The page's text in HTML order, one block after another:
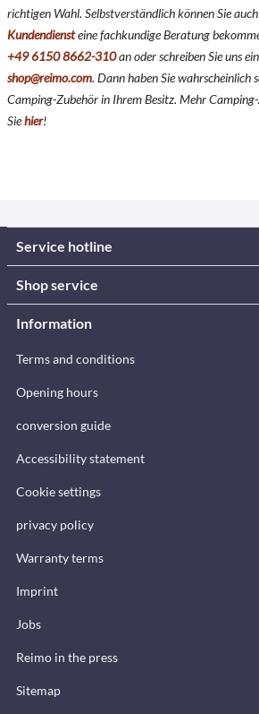
richtigen Wahl. Selbstverständlich können Sie
Kundendiensteine fachkundige Beratung
+49 6150 8662-310an oder schreiben Sie uns
shop@reimo.com. Dann haben Sie wahrscheinlich
Camping-Zubehör in Ihrem Besitz. Mehr
Siehier!
Service hotline
Shop service
Information
Terms and conditions
Opening hours
conversion guide
Accessibility statement
Cookie settings
privacy policy
Warranty terms
Imprint
Jobs
Reimo in the press
Sitemap